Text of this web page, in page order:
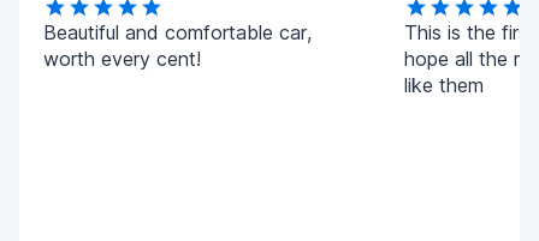
Beautiful and comfortable car,
worth every cent!
This is the
hope all the
like them